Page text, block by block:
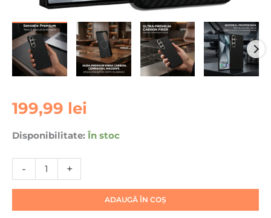
199,99 lei
Disponibilitate: În stoc
-
Cantitate
Husa
S26
Ultra
din
aramida/kevlar,
+
ADAUGĂ ÎN COȘ